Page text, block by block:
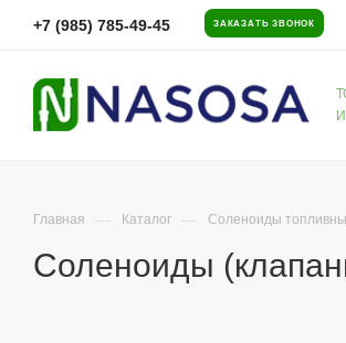
+7 (985) 785-49-45 ЗАКАЗАТЬ ЗВОНОК
Главная — Каталог — Соленоиды
Соленоиды